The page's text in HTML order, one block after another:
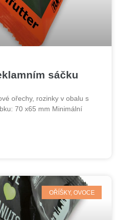
sáčku
ořechy, rozinky v obalu s
70 x65 mm Minimální
OŘÍŠKY, OVOCE